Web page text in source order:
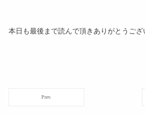
本日も最後まで読んで頂きありがとうご
Prev.